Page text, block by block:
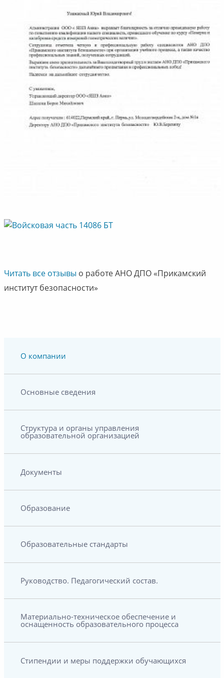
Читать все отзывы о работе АНО ДПО «Прикамский
институт безопасности»
О компании
Основные сведения
Структура и органы управления
образовательной организацией
Документы
Образование
Образовательные стандарты
Руководство. Педагогический состав.
Материально-техническое обеспечение и
оснащенность образовательного процесса
Стипендии и меры поддержки обучающихся